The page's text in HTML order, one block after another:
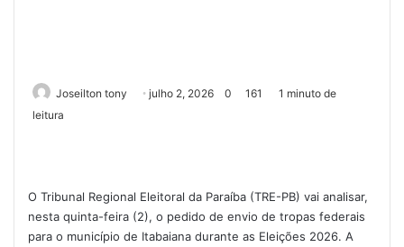
Joseilton tony julho 2, 2026 0 161
1 minuto de
leitura
O Tribunal Regional Eleitoral da Paraíba (TRE-PB) vai analisar,
nesta quinta-feira (2), o pedido de envio de tropas federais
para o município de Itabaiana durante as Eleições 2026. A